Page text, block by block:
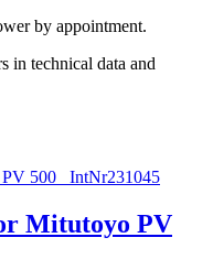
by appointment.
in technical data and
Mitutoyo PV